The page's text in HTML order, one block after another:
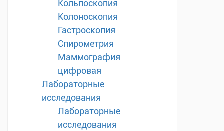
Кольпоскопия
Колоноскопия
Гастроскопия
Спирометрия
Маммография
цифровая
Лабораторные
исследования
Лабораторные
исследования